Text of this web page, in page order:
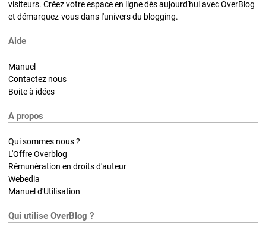
visiteurs. Créez votre espace en ligne dès aujourd'hui avec OverBlog
et démarquez-vous dans l'univers du blogging.
Aide
Manuel
Contactez nous
Boite à idées
A propos
Qui sommes nous ?
L'Offre Overblog
Rémunération en droits d'auteur
Webedia
Manuel d'Utilisation
Qui utilise OverBlog ?